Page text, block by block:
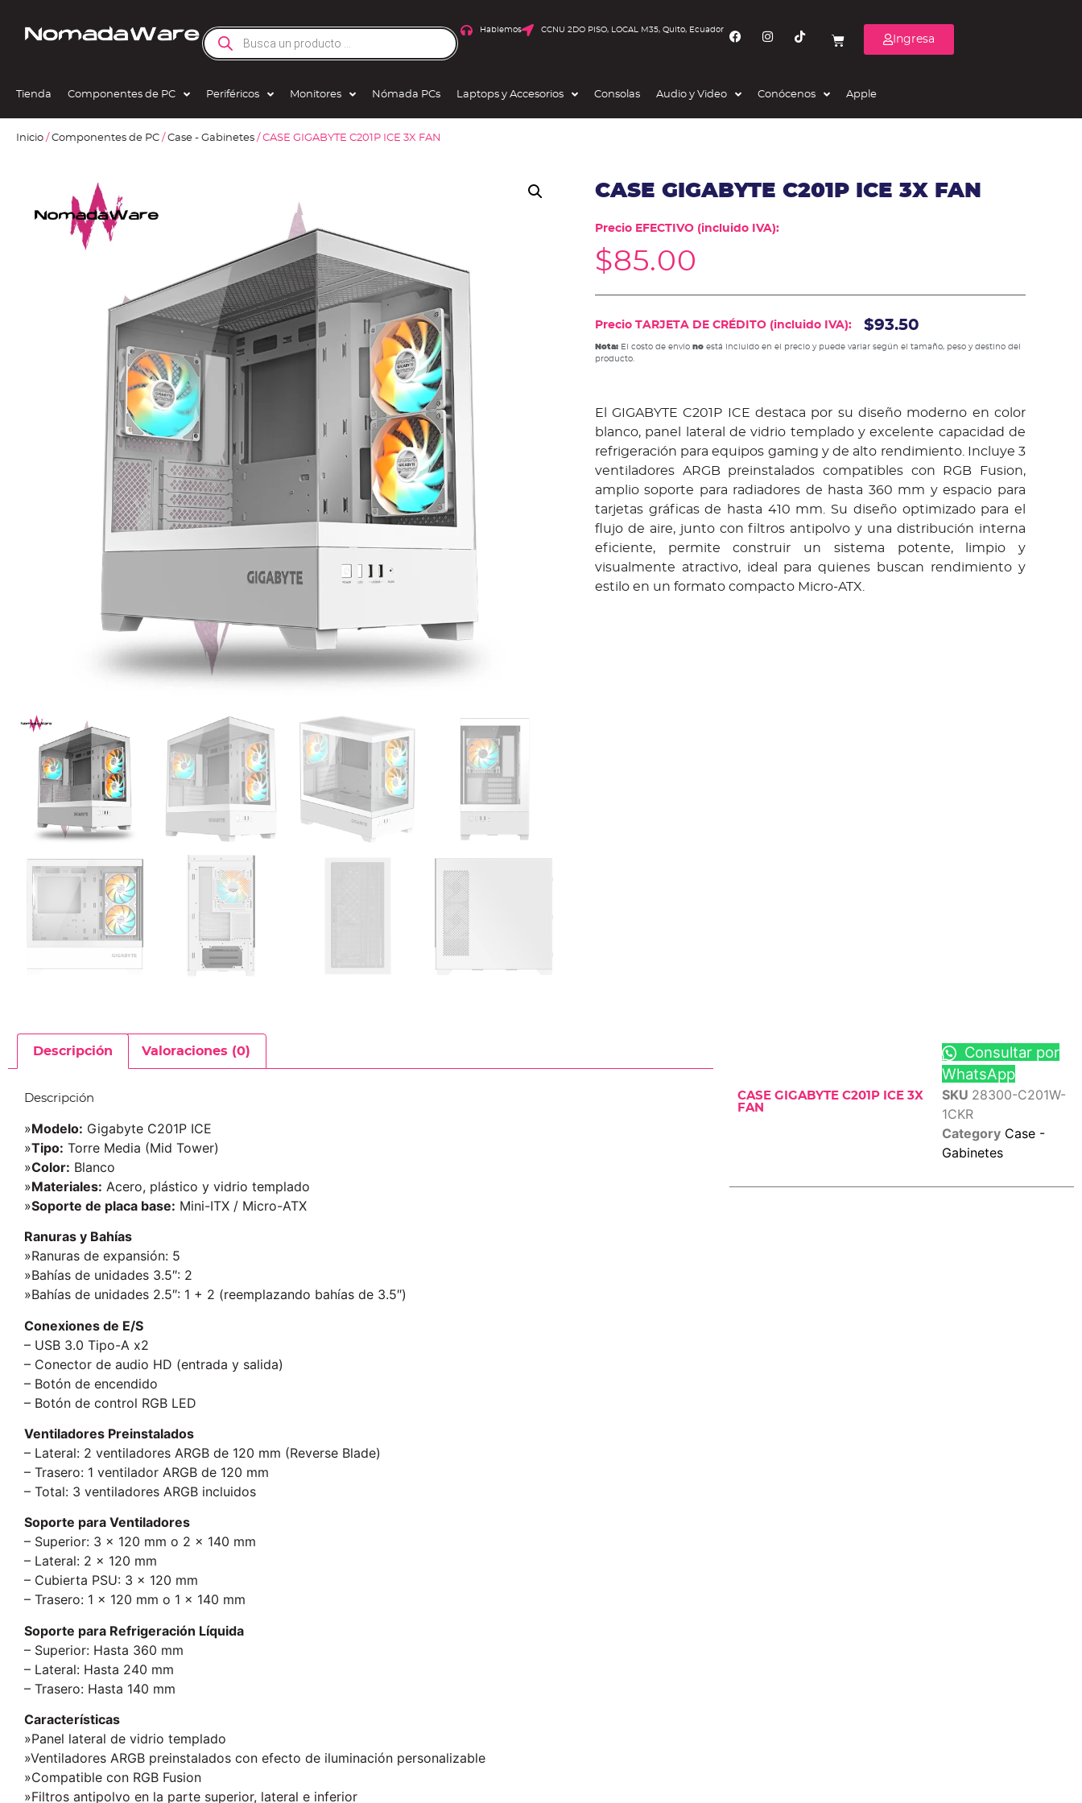
Hablemos CCNU 2DO PISO, LOCAL M35, Quito, Ecuador
Ingresa
Tienda Componentes de PC Periféricos Monitores Nómada PCs Laptops y Accesorios Consolas Audio y Video Conócenos Apple
Inicio / Componentes de PC / Case - Gabinetes / CASE GIGABYTE C201P ICE 3X FAN
CASE GIGABYTE C201P ICE 3X FAN
Precio EFECTIVO (incluido IVA):
$85.00
Precio TARJETA DE CRÉDITO (incluido IVA): $93.50
Nota:El costo de envío noestá incluido en el precio y puede variar según el tamaño, peso y destino del
producto.
El GIGABYTE C201P ICE destaca por su diseño moderno en color
blanco, panel lateral de vidrio templado y excelente capacidad de
refrigeración para equipos gaming y de alto rendimiento. Incluye 3
ventiladores ARGB preinstalados compatibles con RGB Fusion,
amplio soporte para radiadores de hasta 360 mm y espacio para
tarjetas gráficas de hasta 410 mm. Su diseño optimizado para el
flujo de aire, junto con filtros antipolvo y una distribución interna
eficiente, permite construir un sistema potente, limpio y
visualmente atractivo, ideal para quienes buscan rendimiento y
estilo en un formato compacto Micro-ATX.
Descripción Valoraciones (0)
Descripción
»Modelo: Gigabyte C201P ICE
»Tipo: Torre Media (Mid Tower)
»Color: Blanco
»Materiales: Acero, plástico y vidrio templado
»Soporte de placa base: Mini-ITX / Micro-ATX
Ranuras y Bahías
»Ranuras de expansión: 5
»Bahías de unidades 3.5″: 2
»Bahías de unidades 2.5″: 1 + 2 (reemplazando bahías de 3.5″)
Conexiones de E/S
– USB 3.0 Tipo-A x2
– Conector de audio HD (entrada y salida)
– Botón de encendido
– Botón de control RGB LED
Ventiladores Preinstalados
– Lateral: 2 ventiladores ARGB de 120 mm (Reverse Blade)
– Trasero: 1 ventilador ARGB de 120 mm
– Total: 3 ventiladores ARGB incluidos
Soporte para Ventiladores
– Superior: 3 x 120 mm o 2 x 140 mm
– Lateral: 2 x 120 mm
– Cubierta PSU: 3 x 120 mm
– Trasero: 1 x 120 mm o 1 x 140 mm
Soporte para Refrigeración Líquida
– Superior: Hasta 360 mm
– Lateral: Hasta 240 mm
– Trasero: Hasta 140 mm
Características
»Panel lateral de vidrio templado
»Ventiladores ARGB preinstalados con efecto de iluminación personalizable
»Compatible con RGB Fusion
»Filtros antipolvo en la parte superior, lateral e inferior
CASE GIGABYTE C201P ICE 3X
FAN
Consultar por
WhatsApp
SKU 28300-C201W-
1CKR
Category Case -
Gabinetes